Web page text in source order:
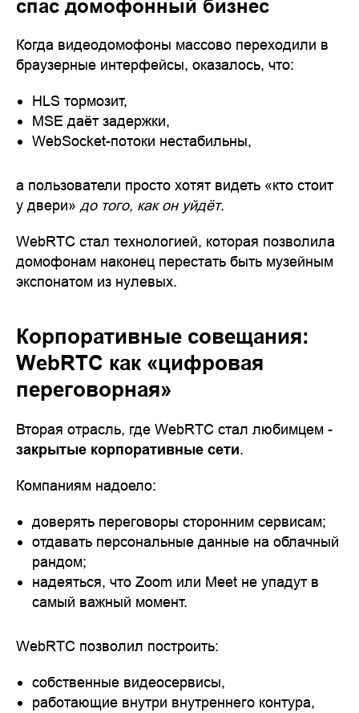
спас домофонный бизнес
Когда видеодомофоны массово переходили в
браузерные интерфейсы, оказалось, что:
HLS тормозит,
MSE даёт задержки,
WebSocket-потоки нестабильны,
а пользователи просто хотят видеть «кто стоит
у двери» до того, как он уйдёт.
WebRTC стал технологией, которая позволила
домофонам наконец перестать быть музейным
экспонатом из нулевых.
Корпоративные совещания:
WebRTC как «цифровая
переговорная»
Вторая отрасль, где WebRTC стал любимцем -
закрытые корпоративные сети.
Компаниям надоело:
доверять переговоры сторонним сервисам;
отдавать персональные данные на облачный
рандом;
надеяться, что Zoom или Meet не упадут в
самый важный момент.
WebRTC позволил построить:
собственные видеосервисы,
работающие внутри внутреннего контура,